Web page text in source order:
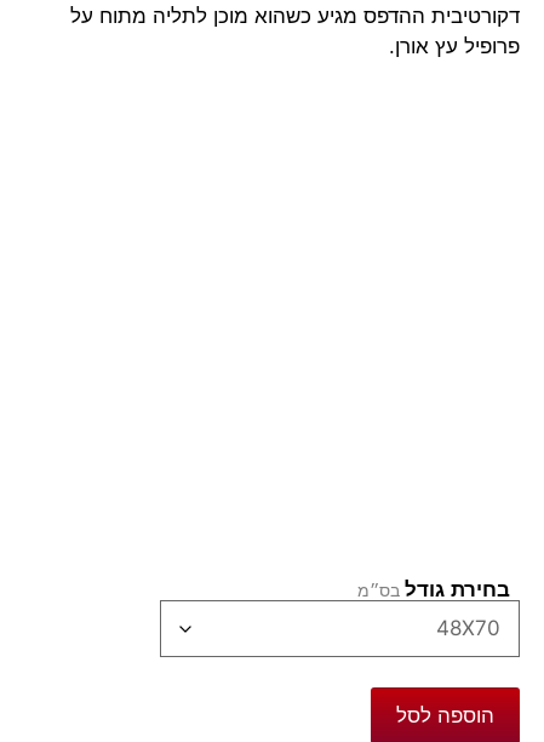
דקורטיבית ההדפס מגיע כשהוא מוכן לתליה מתוח על
פרופיל עץ אורן.
בחירת גודל
הוספה לסל